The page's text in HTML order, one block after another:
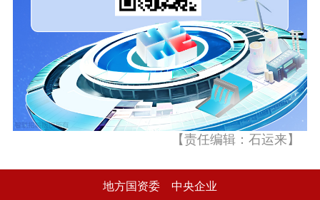
【责任编辑：石运来】
地方国资委 中央企业